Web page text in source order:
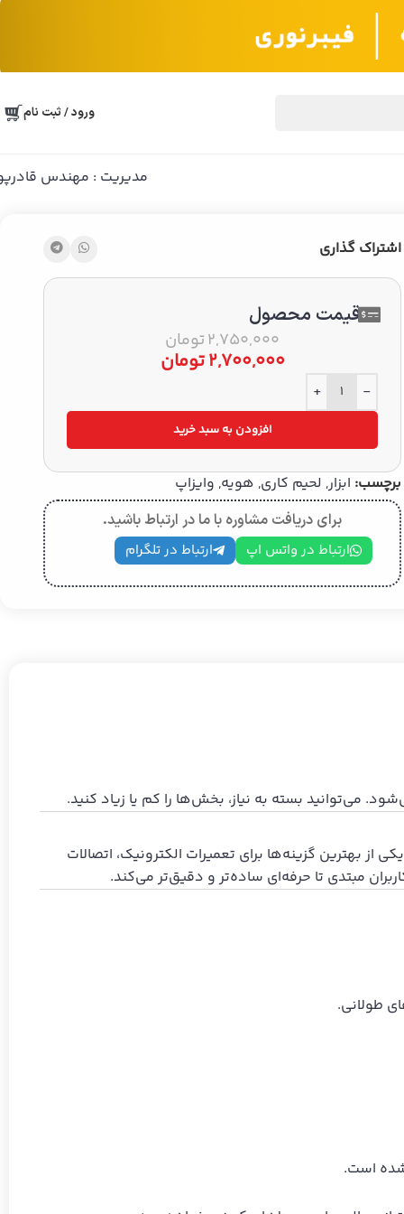
ورود / ثبت نام
مدیریت : مهندس
اشتراک گذاری
قیمت محصول
2,750,000تومان
2,700,000تومان
-
+
افزودن به سبد خرید
برچسب: ابزار, لحیم کاری, هویه, وایزاپ
برای دریافت مشاوره با ما در ارتباط باشید.
ارتباط در واتس اپ ارتباط در تلگرام
می‌توانید بسته به نیاز، بخش‌ها را کم یا زیاد کنید.
از بهترین گزینه‌ها برای تعمیرات الکترونیک، اتصالات
طولانی.
شده است.